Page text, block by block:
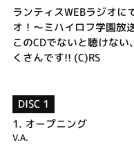
ランティスWEBラジオに
オ！～ミハイロフ学園放
このCDでないと聴けな
くさんです!! (C)RS
DISC 1
1. オープニング
V.A.